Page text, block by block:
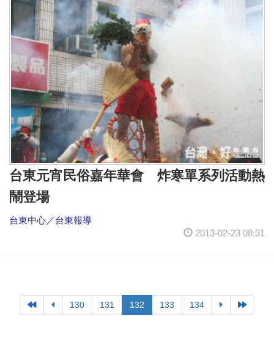
台東元宵民俗嘉年華會 炸寒單系列活動熱
鬧登場
台東中心／台東報導
2013-02-23 08:31
130 131 132 133 134